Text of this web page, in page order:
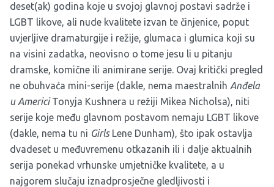
deset(ak) godina koje u svojoj glavnoj postavi sadrže i
LGBT likove, ali nude kvalitete izvan te činjenice, poput
uvjerljive dramaturgije i režije, glumaca i glumica koji su
na visini zadatka, neovisno o tome jesu li u pitanju
dramske, komične ili animirane serije. Ovaj kritički pregled
ne obuhvaća mini-serije (dakle, nema maestralnih Anđela
u AmericiTonyja Kushnera u režiji Mikea Nicholsa), niti
serije koje među glavnom postavom nemaju LGBT likove
(dakle, nema tu ni GirlsLene Dunham), što ipak ostavlja
dvadeset u međuvremenu otkazanih ili i dalje aktualnih
serija ponekad vrhunske umjetničke kvalitete, a u
najgorem slučaju iznadprosječne gledljivosti i